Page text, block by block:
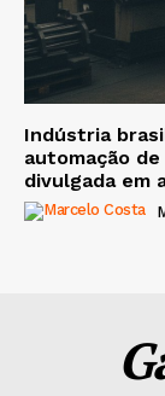
Indústria
automação
divulgada em